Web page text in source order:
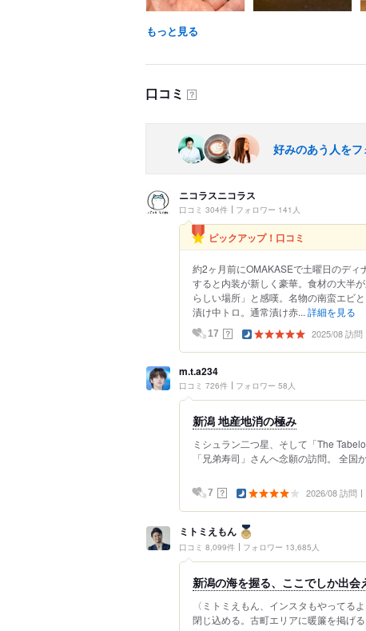
もっと見る
口コミ ？
好みのあう人をフ
ニコラスニコラス
口コミ 304件 フォロワー 141人
ピックアップ！口コミ
約2ヶ月前にOMAKASEで土曜日のデ
すると内装が新しく豪華。食材の大半
らしい場所」と感嘆。名物の南蛮エビ
漬け中トロ。通常漬け赤... 詳細を見る
17 ？ 2025/08 訪問
m.t.a234
口コミ 726件 フォロワー 58人
新潟 地産地消の極み
ミシュラン二つ星、そして「The
「兄弟寿司」さんへ念願の訪問。 全国
7 ？ 2026/08 訪問
ミトミえもん
口コミ 8,099件 フォロワー 13,685人
新潟の海を握る、ここでしか出会
〈ミトミえもん、インスタもやってる
閉じ込める。古町エリアに暖簾を掲げ